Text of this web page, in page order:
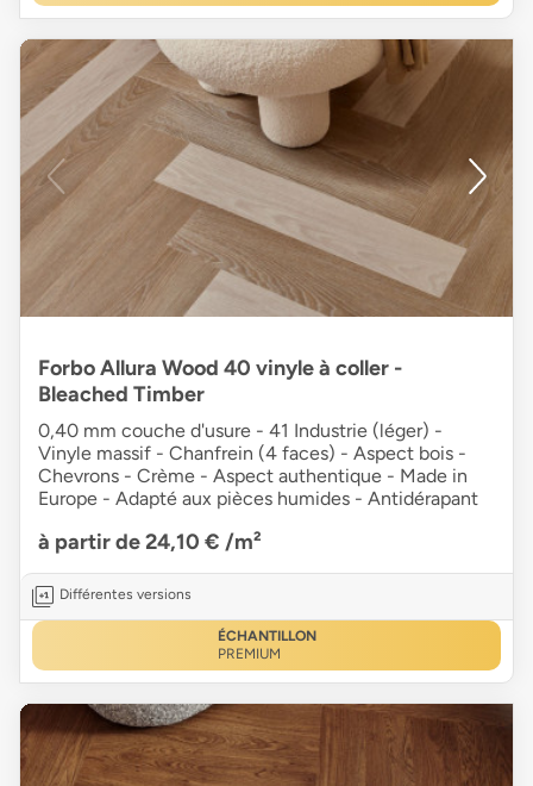
Forbo Allura Wood 40 vinyle à coller -
Bleached Timber
0,40 mm couche d'usure - 41 Industrie (léger) -
Vinyle massif - Chanfrein (4 faces) - Aspect bois -
Chevrons - Crème - Aspect authentique - Made in
Europe - Adapté aux pièces humides - Antidérapant
à partir de 24,10 € /m²
Différentes versions
ÉCHANTILLON
PREMIUM